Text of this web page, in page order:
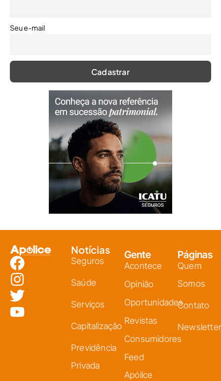
Seu e-mail
Notícias
Seguros
Saúde
Serviços
Capitalização
Previdência
Privada
Gente
Acontece
Opinião
Oportunidades
Revistas
Consumidores
Feed
Apólice
Páginas
Quem
Somos
Contato
Newsletter